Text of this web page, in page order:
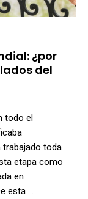
¿por
del
todo el
trabajado toda
etapa como
en
esta …